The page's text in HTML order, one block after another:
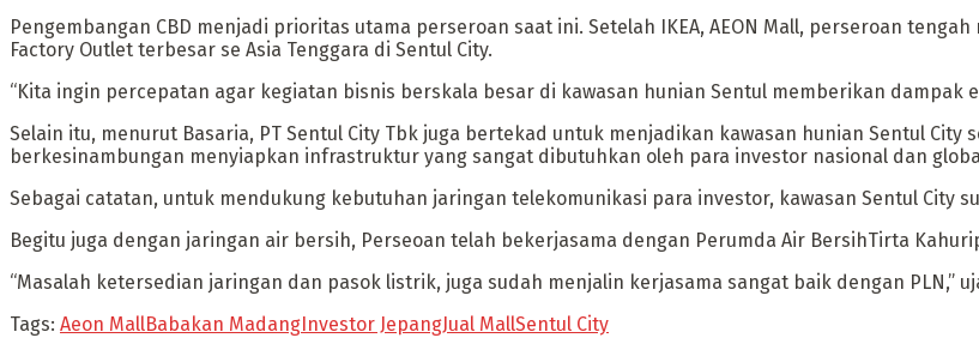
Pengembangan CBD menjadi prioritas utama perseroan saat ini. Setelah IKEA, AEON Mall, perseroan
Factory Outlet terbesar se Asia Tenggara di Sentul City.
“Kita ingin percepatan agar kegiatan bisnis berskala besar di kawasan hunian Sentul memberikan dampak
Selain itu, menurut Basaria, PT Sentul City Tbk juga bertekad untuk menjadikan kawasan hunian Sentul
berkesinambungan menyiapkan infrastruktur yang sangat dibutuhkan oleh para investor nasional dan
Sebagai catatan, untuk mendukung kebutuhan jaringan telekomunikasi para investor, kawasan Sentul City
Begitu juga dengan jaringan air bersih, Perseoan telah bekerjasama dengan Perumda Air BersihTirta
“Masalah ketersedian jaringan dan pasok listrik, juga sudah menjalin kerjasama sangat baik dengan PLN,”
Tags: Aeon MallBabakan MadangInvestor JepangJual MallSentul City